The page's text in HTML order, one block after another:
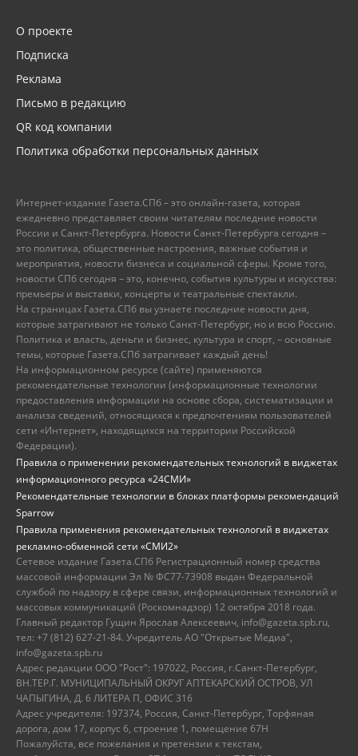
О проекте
Подписка
Реклама
Письмо в редакцию
QR код компании
Политика обработки персональных данных
Интернет-издание Газета.СПб – это онлайн-газета, которая
ежедневно представляет своим читателям последние новости
России и Санкт-Петербурга. Новости Санкт-Петербурга сегодня –
это политика, общественные настроения, важные события и
мероприятия, новости бизнеса и социальной сферы. Кроме того,
новости СПб сегодня – это, конечно, события культуры и искусства:
премьеры и выставки, концерты и театральные спектакли.
На страницах Газета.СПб вы узнаете последние новости дня,
которые затрагивают не только Санкт-Петербург, но и всю Россию.
Политика и власть, деньги и бизнес, культура и спорт, – основные
темы, которые Газета.СПб затрагивает каждый день!
На информационном ресурсе (сайте) применяются
рекомендательные технологии (информационные технологии
предоставления информации на основе сбора, систематизации и
анализа сведений, относящихся к предпочтениям пользователей
сети «Интернет», находящихся на территории Российской
Федерации).
Правила о применении рекомендательных технологий в виджетах
информационного ресурса «24СМИ»
Рекомендательные технологии в блоках платформы рекомендаций
Sparrow
Правила применения рекомендательных технологий в виджетах
рекламно-обменной сети «СМИ2»
Сетевое издание Газета.СПб Регистрационный номер средства
массовой информации Эл № ФС77-73908 выдан Федеральной
службой по надзору в сфере связи, информационных технологий и
массовых коммуникаций (Роскомнадзор) 12 октября 2018 года.
Главный редактор Гущин Ярослав Алексеевич, info@gazeta.spb.ru,
тел: +7 (812) 627-21-84. Учредитель АО "Открытые Медиа",
info@gazeta.spb.ru
Адрес редакции ООО "Рост": 197022, Россия, г.Санкт-Петербург,
ВН.ТЕР.Г. МУНИЦИПАЛЬНЫЙ ОКРУГ АПТЕКАРСКИЙ ОСТРОВ, УЛ
ЧАПЫГИНА, Д. 6 ЛИТЕРА П, ОФИС 316
Адрес учредителя: 197374, Россия, Санкт-Петербург, Торфяная
дорога, дом 17, корпус 6, строение 1, помещение 67Н
Пожалуйста, все пожелания и претензии к текстам,